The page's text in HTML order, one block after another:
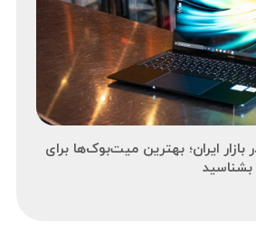
ایران؛ بهترین میت‌بوک‌ها برای
بشناسید